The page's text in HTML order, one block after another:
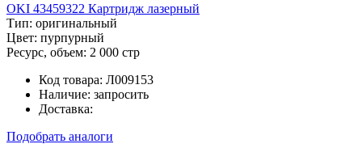
OKI 43459322 Картридж лазерный
Тип: оригинальный
Цвет: пурпурный
Ресурс, объем: 2 000 стр
Код товара: Л009153
Наличие: запросить
Доставка:
Подобрать аналоги